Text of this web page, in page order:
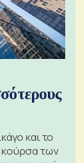
και το
κούρσα των